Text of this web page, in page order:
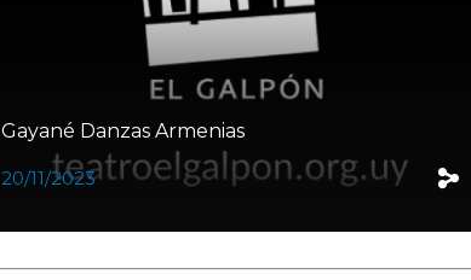
Gayané Danzas Armenias
20/11/2023